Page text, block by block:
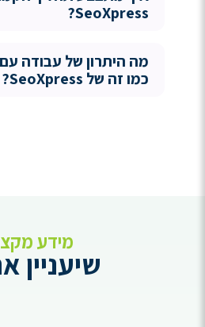
SeoXpress?
מה היתרון של עבודה עם
כמו זה של SeoXpress?
מידע
שיעניין